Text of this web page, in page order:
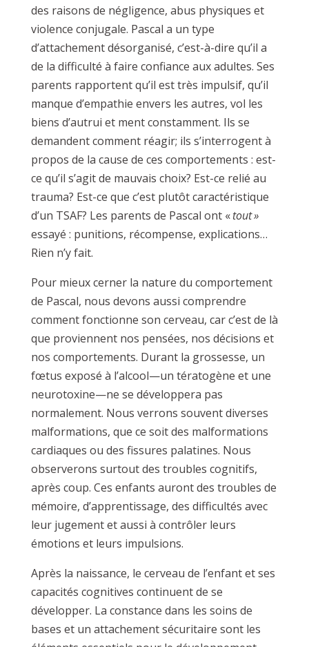
des raisons de négligence, abus physiques et
violence conjugale. Pascal a un type
d’attachement désorganisé, c’est-à-dire qu’il a
de la difficulté à faire confiance aux adultes. Ses
parents rapportent qu’il est très impulsif, qu’il
manque d’empathie envers les autres, vol les
biens d’autrui et ment constamment. Ils se
demandent comment réagir; ils s’interrogent à
propos de la cause de ces comportements : est-
ce qu’il s’agit de mauvais choix? Est-ce relié au
trauma? Est-ce que c’est plutôt caractéristique
d’un TSAF? Les parents de Pascal ont «tout »
essayé : punitions, récompense, explications…
Rien n’y fait.
Pour mieux cerner la nature du comportement
de Pascal, nous devons aussi comprendre
comment fonctionne son cerveau, car c’est de là
que proviennent nos pensées, nos décisions et
nos comportements. Durant la grossesse, un
fœtus exposé à l’alcool—un tératogène et une
neurotoxine—ne se développera pas
normalement. Nous verrons souvent diverses
malformations, que ce soit des malformations
cardiaques ou des fissures palatines. Nous
observerons surtout des troubles cognitifs,
après coup. Ces enfants auront des troubles de
mémoire, d’apprentissage, des difficultés avec
leur jugement et aussi à contrôler leurs
émotions et leurs impulsions.
Après la naissance, le cerveau de l’enfant et ses
capacités cognitives continuent de se
développer. La constance dans les soins de
bases et un attachement sécuritaire sont les